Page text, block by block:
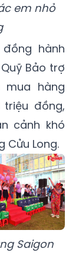
em nhỏ
hành
Bảo trợ
mua hàng
đồng,
cảnh khó
Cửu Long.
Saigon